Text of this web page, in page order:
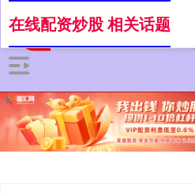
在线配资炒股 相关话题